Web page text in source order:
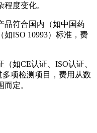
度变化。
品符合国内（如中国药
ISO 10993）标准，费
（如CE认证、ISO认证、
项检测项目，费用从数
定。